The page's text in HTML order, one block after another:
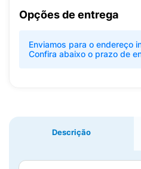
Opções de entrega
Enviamos para o endereço
Confira abaixo o prazo de
Descrição